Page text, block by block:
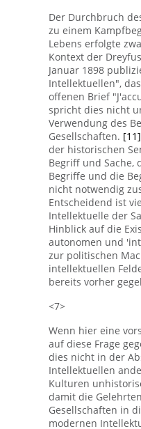
Der Durchbruch
zu einem
Lebens erfolgte
Kontext der
Januar 1898
Intellektuellen",
offenen Brief
spricht dies nicht
Verwendung des
Gesellschaften. [11]
der historischen
Begriff und Sache,
Begriffe und die
nicht notwendig
Entscheidend ist
Intellektuelle der
Hinblick auf die
autonomen und
zur politischen
intellektuellen
bereits vorher
<7>
Wenn hier eine
auf diese Frage
dies nicht in der
Intellektuellen
Kulturen
damit die
Gesellschaften in
modernen